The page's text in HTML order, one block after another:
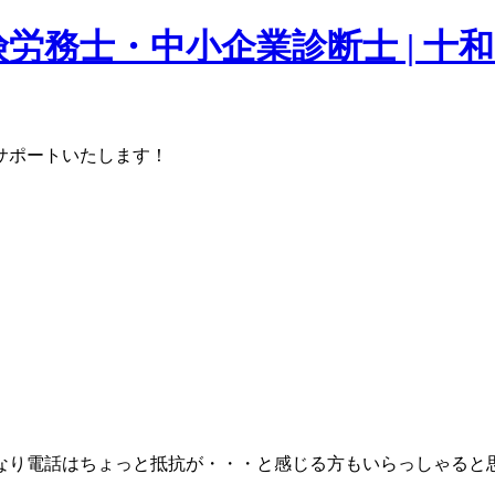
務士・中小企業診断士 | 十
ートいたします！
電話はちょっと抵抗が・・・と感じる方もいらっしゃる